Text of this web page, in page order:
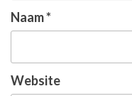
Naam*
Website